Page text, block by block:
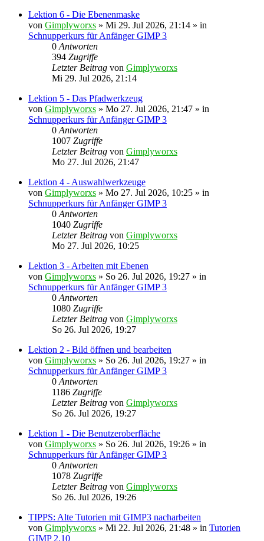
Lektion 6 - Die Ebenenmaske
von Gimplyworxs » Mi 29. Jul 2026, 21:14 » in
Schnupperkurs für Anfänger GIMP 3
0 Antworten
394 Zugriffe
Letzter Beitrag von Gimplyworxs
Mi 29. Jul 2026, 21:14
Lektion 5 - Das Pfadwerkzeug
von Gimplyworxs » Mo 27. Jul 2026, 21:47 » in
Schnupperkurs für Anfänger GIMP 3
0 Antworten
1007 Zugriffe
Letzter Beitrag von Gimplyworxs
Mo 27. Jul 2026, 21:47
Lektion 4 - Auswahlwerkzeuge
von Gimplyworxs » Mo 27. Jul 2026, 10:25 » in
Schnupperkurs für Anfänger GIMP 3
0 Antworten
1040 Zugriffe
Letzter Beitrag von Gimplyworxs
Mo 27. Jul 2026, 10:25
Lektion 3 - Arbeiten mit Ebenen
von Gimplyworxs » So 26. Jul 2026, 19:27 » in
Schnupperkurs für Anfänger GIMP 3
0 Antworten
1080 Zugriffe
Letzter Beitrag von Gimplyworxs
So 26. Jul 2026, 19:27
Lektion 2 - Bild öffnen und bearbeiten
von Gimplyworxs » So 26. Jul 2026, 19:27 » in
Schnupperkurs für Anfänger GIMP 3
0 Antworten
1186 Zugriffe
Letzter Beitrag von Gimplyworxs
So 26. Jul 2026, 19:27
Lektion 1 - Die Benutzeroberfläche
von Gimplyworxs » So 26. Jul 2026, 19:26 » in
Schnupperkurs für Anfänger GIMP 3
0 Antworten
1078 Zugriffe
Letzter Beitrag von Gimplyworxs
So 26. Jul 2026, 19:26
TIPPS: Alte Tutorien mit GIMP3 nacharbeiten
von Gimplyworxs » Mi 22. Jul 2026, 21:48 » in Tutorien
GIMP 2.10